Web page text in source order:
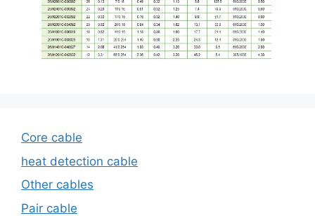
Core cable
heat detection cable
Other cables
Pair cable